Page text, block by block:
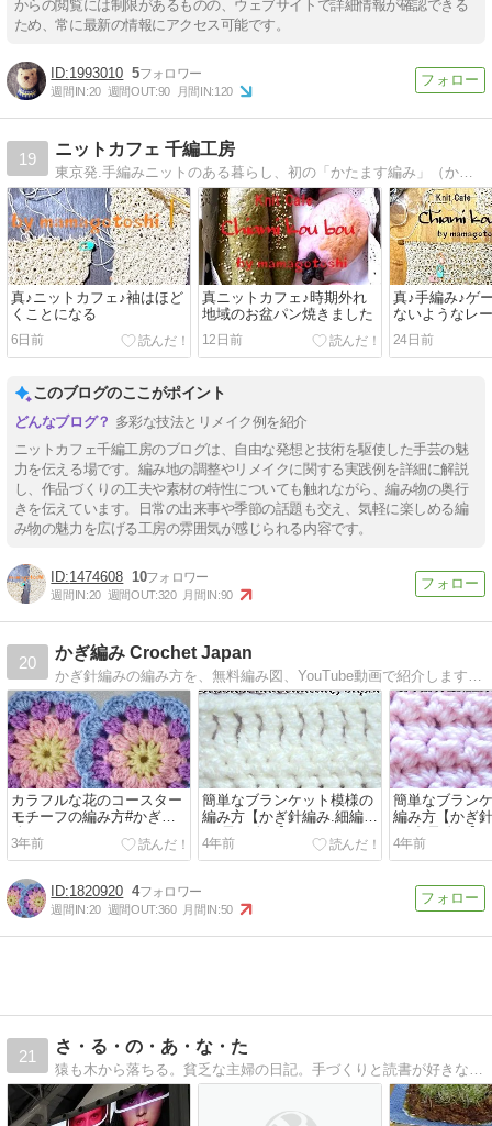
からの閲覧には制限があるものの、ウェブサイトで詳細情報が確認できる
ため、常に最新の情報にアクセス可能です。
1993010 5
週間IN:20 週間OUT:90 月間IN:120
19
ニットカフェ 千編工房
東京発.手編みニットのある暮らし、初の「かたます編み」（かぎ針）と「ご贈答ぱん」を手作りでお届け。北欧ノルディック編み（棒針）の応用・実用作品も、モバ編み中。
真♪ニットカフェ♪袖はほど
くことになる
6日前
真ニットカフェ♪時期外れ
地域のお盆パン焼きました
12日前
真♪手編み♪ゲ
ないようなレ
24日前
このブログのここがポイント
多彩な技法とリメイク例を紹介
ニットカフェ千編工房のブログは、自由な発想と技術を駆使した手芸の魅
力を伝える場です。編み地の調整やリメイクに関する実践例を詳細に解説
し、作品づくりの工夫や素材の特性についても触れながら、編み物の奥行
きを伝えています。日常の出来事や季節の話題も交え、気軽に楽しめる編
み物の魅力を広げる工房の雰囲気が感じられる内容です。
1474608 10
週間IN:20 週間OUT:320 月間IN:90
20
かぎ編み Crochet Japan
カラフルな花のコースター
モチーフの編み方#かぎ針
編み #Crochet Coaster
Motif
3年前
簡単なブランケット模様の
編み方【かぎ針編み.細編
み.長々編み】Crochet and
Knitting Japan クロッシェ
4年前
簡単なブラン
編み方【かぎ
み.中長編み】
Knitting Japan
4年前
1820920 4
週間IN:20 週間OUT:360 月間IN:50
21
さ・る・の・あ・な・た